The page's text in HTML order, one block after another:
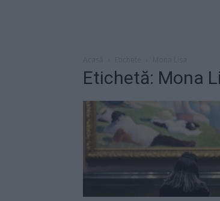
Etichetă: Mona